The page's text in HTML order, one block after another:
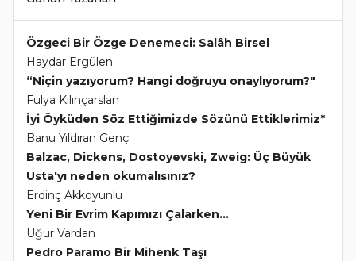
Özgeci Bir Özge Denemeci: Salâh Birsel
Haydar Ergülen
“Niçin yazıyorum? Hangi doğruyu onaylıyorum?"
Fulya Kılınçarslan
İyi Öyküden Söz Ettiğimizde Sözünü Ettiklerimiz*
Banu Yıldıran Genç
Balzac, Dickens, Dostoyevski, Zweig: Üç Büyük
Usta'yı neden okumalısınız?
Erdinç Akkoyunlu
Yeni Bir Evrim Kapımızı Çalarken...
Uğur Vardan
Pedro Paramo Bir Mihenk Taşı